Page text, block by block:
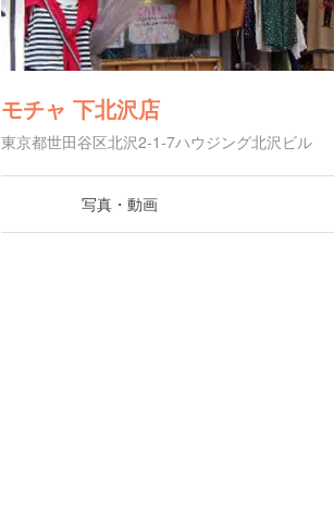
モチャ 下北沢店
東京都世田谷区北沢2-1-7ハウジング北沢ビル
写真・動画